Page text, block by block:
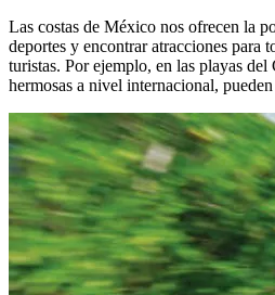
Las costas de México nos ofrecen la
deportes y encontrar atracciones para
turistas. Por ejemplo, en las playas
hermosas a nivel internacional,